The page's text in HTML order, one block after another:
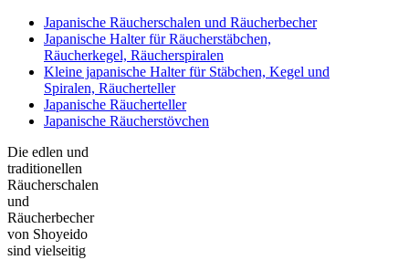
Japanische Räucherschalen und Räucherbecher
Japanische Halter für Räucherstäbchen,
Räucherkegel, Räucherspiralen
Kleine japanische Halter für Stäbchen, Kegel und
Spiralen, Räucherteller
Japanische Räucherteller
Japanische Räucherstövchen
Die edlen und
traditionellen
Räucherschalen
und
Räucherbecher
von Shoyeido
sind vielseitig